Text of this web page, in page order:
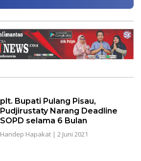
plt. Bupati Pulang Pisau,
Pudjirustaty Narang Deadline
SOPD selama 6 Bulan
Handep Hapakat| 2 Juni 2021